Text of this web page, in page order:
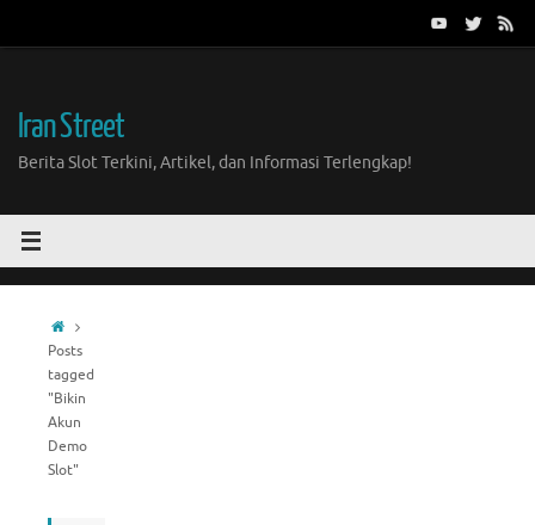
Iran Street
Berita Slot Terkini, Artikel, dan Informasi Terlengkap!
Home
Posts
tagged
"Bikin
Akun
Demo
Slot"